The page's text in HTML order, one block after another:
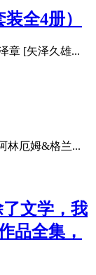
全4册）
章 [矢泽久雄...
林厄姆&格兰...
文学，我
品全集，